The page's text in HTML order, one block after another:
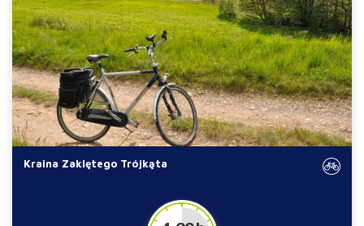
Kraina Zaklętego Trójkąta